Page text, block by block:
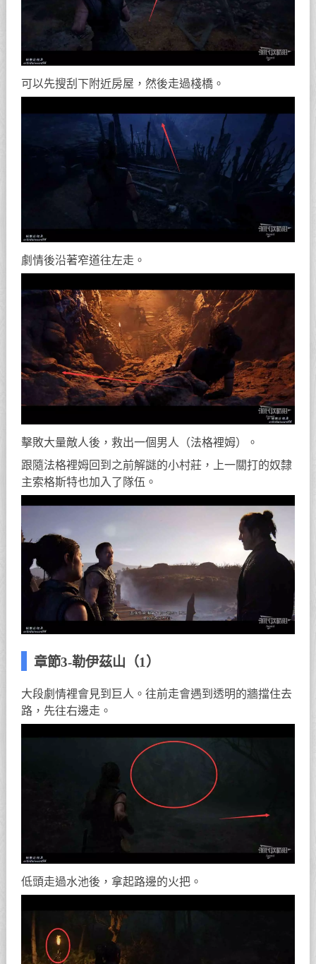
可以先搜刮下附近房屋，然後走過棧橋。
劇情後沿著窄道往左走。
擊敗大量敵人後，救出一個男人（法格裡姆）。
跟隨法格裡姆回到之前解謎的小村莊，上一關打的奴隸
主索格斯特也加入了隊伍。
章節3-勒伊茲山（1）
大段劇情裡會見到巨人。往前走會遇到透明的牆擋住去
路，先往右邊走。
低頭走過水池後，拿起路邊的火把。